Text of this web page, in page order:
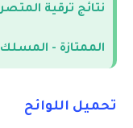
الممتازة - المسلك
تحميل اللوائح